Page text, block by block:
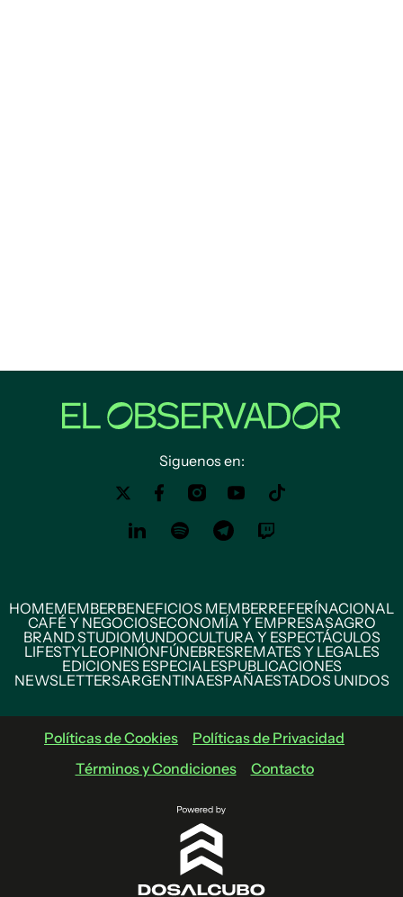
Siguenos en:
HOMEMEMBERBENEFICIOS MEMBERREFERÍNACIONAL
CAFÉ Y NEGOCIOSECONOMÍA Y EMPRESASAGRO
BRAND STUDIOMUNDOCULTURA Y ESPECTÁCULOS
LIFESTYLEOPINIÓNFÚNEBRESREMATES Y LEGALES
EDICIONES ESPECIALESPUBLICACIONES
NEWSLETTERSARGENTINAESPAÑAESTADOS UNIDOS
Políticas de Cookies
Políticas de Privacidad
Términos y Condiciones
Contacto